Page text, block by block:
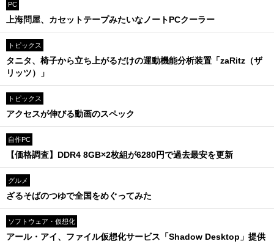
PC
上海問屋、カセットテープみたいなノートPCクーラー
トピックス
タニタ、椅子から立ち上がるだけの運動機能分析装置「zaRitz（ザ
リッツ）」
トピックス
アクセスが伸びる動画のスペック
自作PC
【価格調査】DDR4 8GB×2枚組が6280円で過去最安を更新
グルメ
ざるそばのつゆで全国をめぐってみた
ソフトウェア・仮想化
アール・アイ、ファイル仮想化サービス「Shadow Desktop」提供